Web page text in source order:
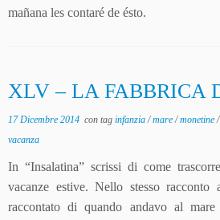
mañana les contaré de ésto.
XLV – LA FABBRICA
17 Dicembre 2014 con tag infanzia/mare/monetine/
vacanza
In “Insalatina” scrissi di come
vacanze estive. Nello stesso racconto
raccontato di quando andavo al